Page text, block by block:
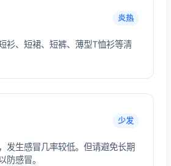
炎热
衫、短裙、短裤、薄型T恤衫等清
少发
发生感冒几率较低。但请避免长期
防感冒。